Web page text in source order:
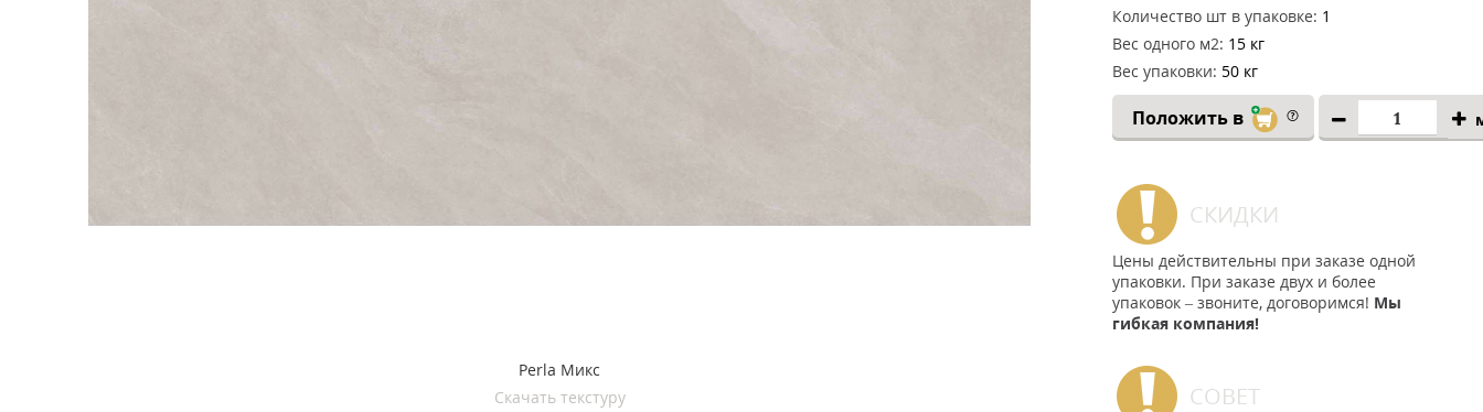
Perla Микс
Скачать текстуру
Количество шт в упаковке: 1
Вес одного м2: 15 кг
Вес упаковки: 50 кг
Положить в
СКИДКИ
Цены действительны при заказе одной
упаковки. При заказе двух и более
упаковок – звоните, договоримся! Мы
гибкая компания!
СОВЕТ